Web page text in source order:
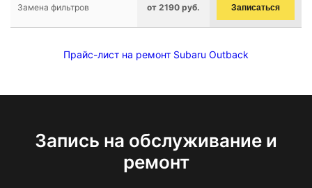
Замена фильтров от 2190 руб. Записаться
Прайс-лист на ремонт Subaru Outback
Запись на обслуживание и
ремонт